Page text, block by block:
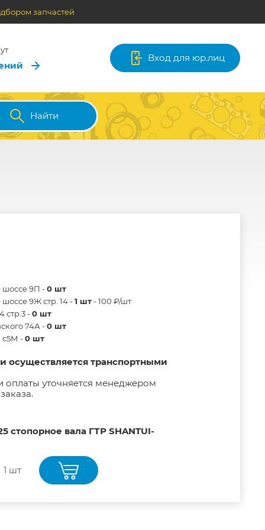
запчастей
Вход для юр.лиц
Найти
шоссе 9П -0 шт
9Ж стр. 14 -1 шт- 100 ₽/шт
стр.3 -0 шт
74А -0 шт
с5М -0 шт
осуществляется транспортными
оплаты уточняется менеджером
стопорное вала ГТР SHANTUI-
1 шт